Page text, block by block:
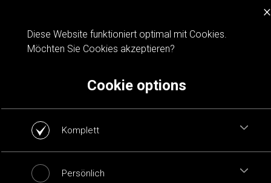
Cookie notification
×
Diese Website funktioniert optimal mit Cookies.
Möchten Sie Cookies akzeptieren?
Cookie options
Komplett
Persönlich